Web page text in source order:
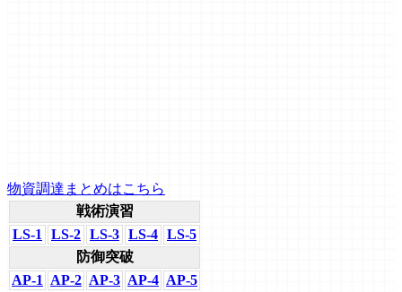
物資調達まとめはこちら
戦術演習
LS-1
LS-2 LS-3 LS-4 LS-5
防御突破
AP-1
AP-2 AP-3 AP-4 AP-5